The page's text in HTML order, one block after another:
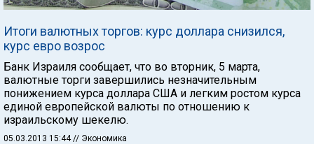
Итоги валютных торгов: курс доллара снизился,
курс евро возрос
Банк Израиля сообщает, что во вторник, 5 марта,
валютные торги завершились незначительным
понижением курса доллара США и легким ростом курса
единой европейской валюты по отношению к
израильскому шекелю.
05.03.2013 15:44 // Экономика